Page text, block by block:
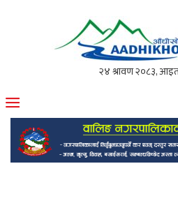
मोफसलकै लोकप्रिय अनलाइन पत्रिका